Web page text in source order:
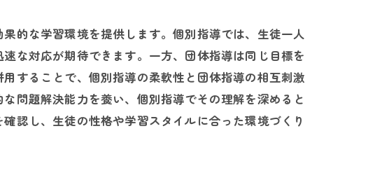
的な学習環境を提供します。個別指導では、生徒一人
な対応が期待できます。一方、団体指導は同じ目標を
することで、個別指導の柔軟性と団体指導の相互刺激
問題解決能力を養い、個別指導でその理解を深めると
認し、生徒の性格や学習スタイルに合った環境づくり